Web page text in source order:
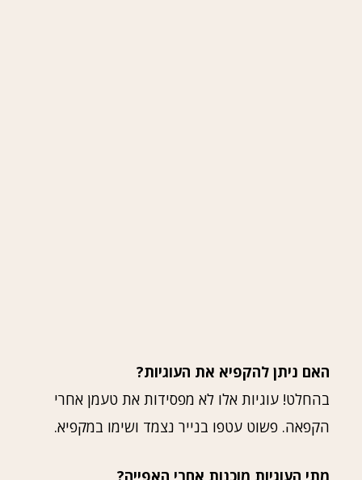
האם ניתן להקפיא את העוגיות?
בהחלט! עוגיות אלו לא מפסידות את טעמן אחרי
הקפאה. פשוט עטפו בנייר נצמד ושימו במקפיא.